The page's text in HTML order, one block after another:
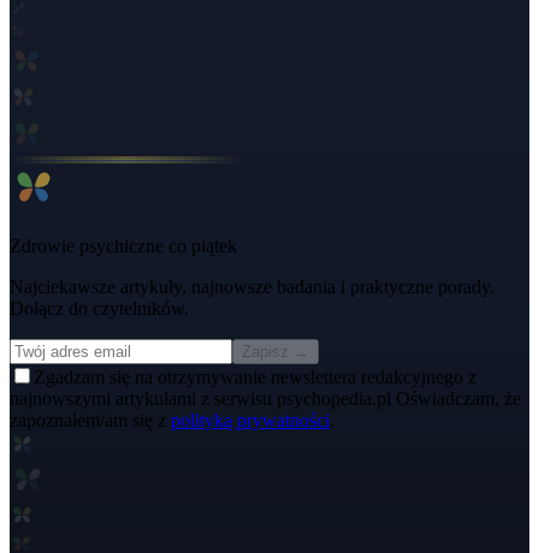
Zdrowie psychiczne co piątek
Najciekawsze artykuły, najnowsze badania i praktyczne porady.
Dołącz do czytelników.
Zapisz →
Zgadzam się na otrzymywanie newslettera redakcyjnego z
najnowszymi artykułami z serwisu psychopedia.pl Oświadczam, że
zapoznałem/am się z polityką prywatności.